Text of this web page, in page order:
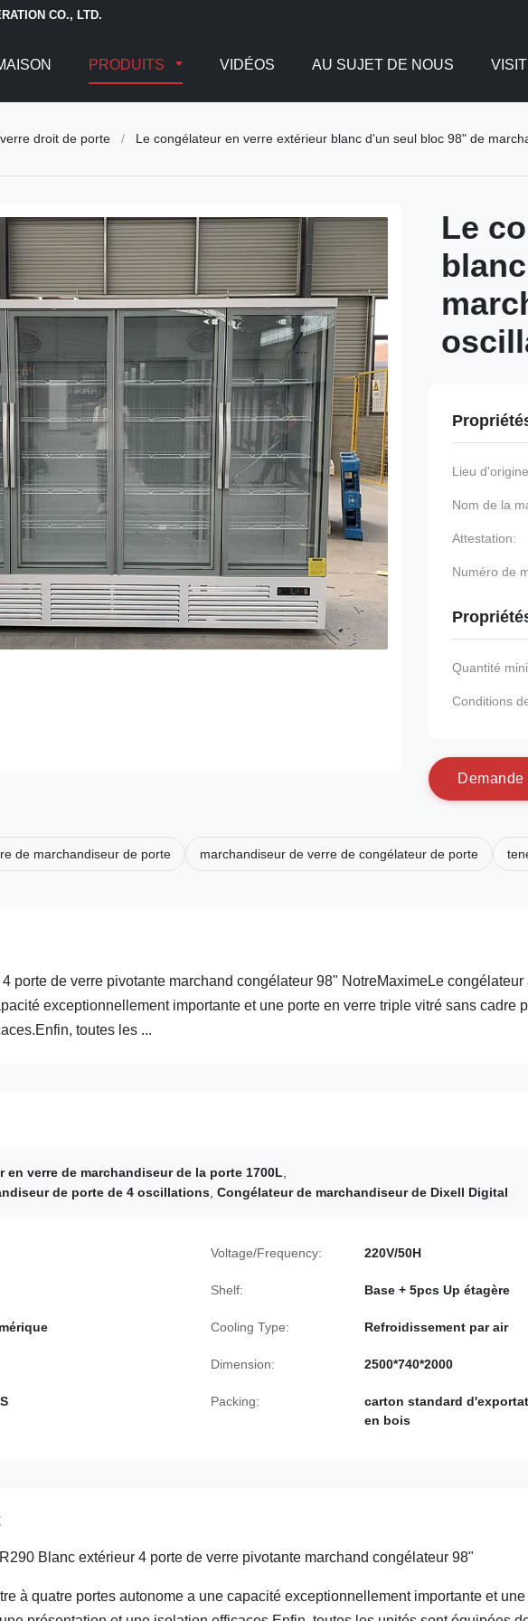
CO., LTD.
PRODUITS VIDÉOS AU SUJET DE NOUS
droit de porte / Le congélateur en verre extérieur blanc d'un seul bloc 98" de
Le
Lieu
Nom de la
Attestation:
Numéro de
Quantité
Conditions
Demande
de marchandiseur de porte marchandiseur de verre de congélateur de porte
porte de verre pivotante marchand congélateur 98" NotreMaximeLe congélateur
exceptionnellement importante et une porte en verre triple vitré sans cadre
toutes les ...
en verre de marchandiseur de la porte 1700L
de porte de 4 oscillations Congélateur de marchandiseur de Dixell Digital
Voltage/Frequency: 220V/50H
Shelf: Base + 5pcs Up étagère
Cooling Type: Refroidissement par air
Dimension: 2500*740*2000
Packing:
carton standard
en bois
Blanc extérieur 4 porte de verre pivotante marchand congélateur 98"
à quatre portes autonome a une capacité exceptionnellement importante et une